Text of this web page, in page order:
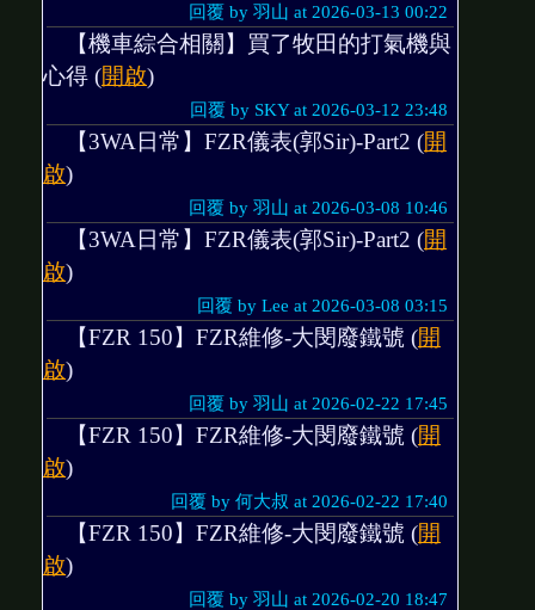
回覆 by 羽山 at 2026-03-13 00:22
【機車綜合相關】買了牧田的打氣機與
心得 (開啟)
回覆 by SKY at 2026-03-12 23:48
【3WA日常】FZR儀表(郭Sir)-Part2 (開
啟)
回覆 by 羽山 at 2026-03-08 10:46
【3WA日常】FZR儀表(郭Sir)-Part2 (開
啟)
回覆 by Lee at 2026-03-08 03:15
【FZR 150】FZR維修-大閔廢鐵號 (開
啟)
回覆 by 羽山 at 2026-02-22 17:45
【FZR 150】FZR維修-大閔廢鐵號 (開
啟)
回覆 by 何大叔 at 2026-02-22 17:40
【FZR 150】FZR維修-大閔廢鐵號 (開
啟)
回覆 by 羽山 at 2026-02-20 18:47